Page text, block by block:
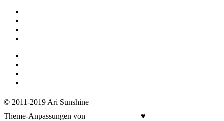
© 2011-2019 Ari Sunshine
Theme-Anpassungen von
♥